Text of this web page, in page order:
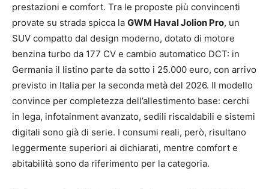
prestazioni e comfort. Tra le proposte più convincenti
provate su strada spicca la GWM Haval Jolion Pro, un
SUV compatto dal design moderno, dotato di motore
benzina turbo da 177 CV e cambio automatico DCT: in
Germania il listino parte da sotto i 25.000 euro, con arrivo
previsto in Italia per la seconda metà del 2026. Il modello
convince per completezza dell’allestimento base: cerchi
in lega, infotainment avanzato, sedili riscaldabili e sistemi
digitali sono già di serie. I consumi reali, però, risultano
leggermente superiori ai dichiarati, mentre comfort e
abitabilità sono da riferimento per la categoria.